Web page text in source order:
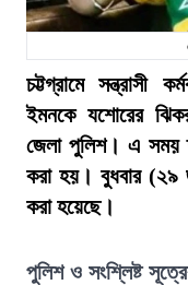
চট্টগ্রামে সন্ত্রাসী
ইমনকে যশোরের
জেলা পুলিশ। এ সময়
করা হয়। বুধবার (২৯
করা হয়েছে।
পুলিশ ও সংশ্লিষ্ট